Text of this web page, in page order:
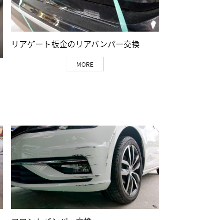
リアゲート板金のリアバンパー交換
MORE